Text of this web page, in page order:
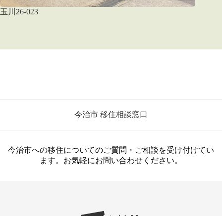
玉川26-023
今治市 移住相談窓口
今治市への移住についてのご質問・ご相談を受け付けてい
ます。お気軽にお問い合わせください。